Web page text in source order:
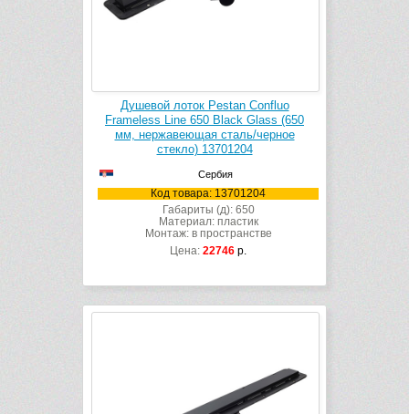
Душевой лоток Pestan Confluo
Frameless Line 650 Black Glass (650
мм, нержавеющая сталь/черное
стекло) 13701204
Сербия
Код товара: 13701204
Габариты (д): 650
Материал: пластик
Монтаж: в пространстве
Цена: 22746 р.